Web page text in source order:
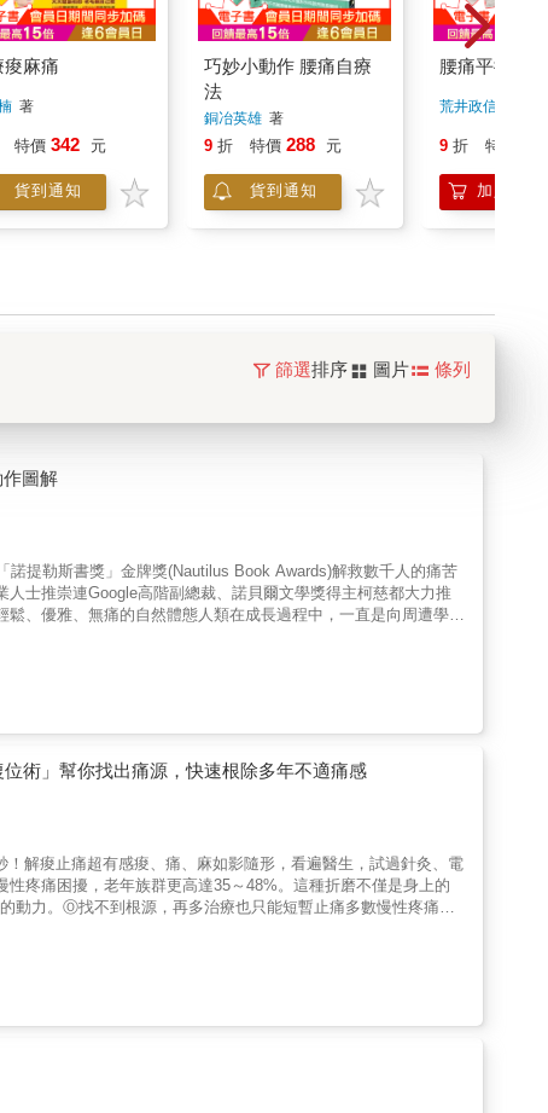
痠麻痛
著
特價 342 元
貨到通知
巧妙小動作 腰痛自療
法
銅冶英雄著
9 折 特價 288 元
貨到通知
腰痛平衡療法
荒井政信
9 折 特價
加入購物
篩選排序 圖片 條列
圖解
提勒斯書獎」金牌獎(Nautilus Book Awards)解救數千人的痛苦
士推崇連Google高階副總裁、諾貝爾文學獎得主柯慈都大力推
、優雅、無痛的自然體態人類在成長過程中，一直是向周遭學習
拇趾外翻、手腳冰冷、呼吸不順暢等，引發原因為何？是否自己
落那些長時間在田裡彎腰工作、長久坐著編織的人們，完全沒有
題是：做好自身保健，開始善待、相信並正確地認識自己的身
背部的不舒服，大多數人習慣使用腰枕，但其實許多腰枕只是更
出，歷史上有許多側睡的記載，側睡能讓家族成員得以靠近彼此
捲成C型睡姿，日復一日後，將會引起椎間盤磨損退化。你是否
有幾雙好鞋，但可曾想好好觀察自己的「站姿」呢？ 彎腰不到5
而不要彎下身；但這樣的動作雖然保護了背部，卻讓你的膝蓋承
姿勢不當，每走一步就是一次對骨骼的攻擊。本書特色◎從生活中
你檢視平日的健康習慣及爛姿勢成癮度：公共場所的椅子、各
通號誌的小綠人等，有趣又實用，藉由照片讓人更容易記住好姿
們從小到老，一輩子都不會有腰背痛的問題？本書將揭示人體
你練習，其中穿插許多古老智慧與日常生活分析，結合傳統與現
它成為習慣後，一舉一動都能減輕對骨骼肌肉的不當壓迫、改善
術」幫你找出痛源，快速根除多年不適痛感
解痠止痛超有感痠、痛、麻如影隨形，看遍醫生，試過針灸、電
疼痛困擾，老年族群更高達35～48%。這種折磨不僅是身上的
動力。Ⓞ找不到根源，再多治療也只能短暫止痛多數慢性疼痛患
筋膜鬆弛：以手指或手肘搓揉按壓局部僵硬肌肉，只是「按摩＋
灸、電療：針灸如同麻醉、電療只是刺激肌肉，讓你暫時忘卻痛
徑只有1～2公釐，再強的X光都拍不出毛病！Ⓞ真正病灶並非慢
心，涵蓋腰、膝、肩、頸、背部、髖部、腳踝、眼耳、頭部，只
右腳踝，確認膝蓋能彎曲到哪裡？是否產生痛感？【鍛鍊】：
肩膀大幅旋前旋後，確認動作是否順暢？【鍛鍊】：雙臂彎曲成